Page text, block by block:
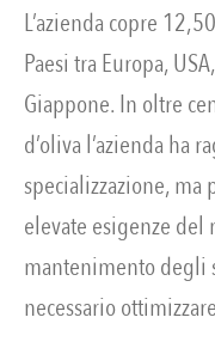
L’azienda copre
Paesi tra Europa,
Giappone. In oltre
d’oliva l’azienda ha
specializzazione, ma
elevate esigenze del
mantenimento degli
necessario